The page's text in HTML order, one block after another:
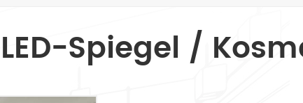
LED-Spiegel /